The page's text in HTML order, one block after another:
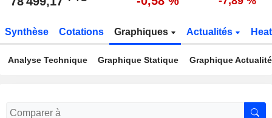
Synthèse Cotations Graphiques Actualités
Analyse Technique Graphique Statique Graphique